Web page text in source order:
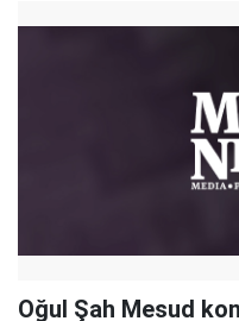
Oğul Şah Mesud